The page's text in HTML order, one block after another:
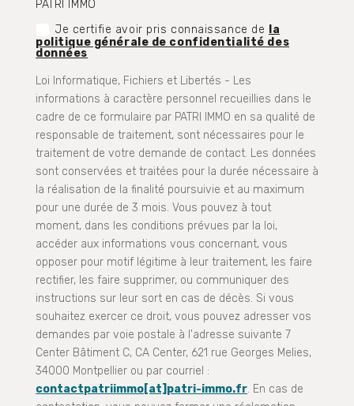
PATRI IMMO
Je certifie avoir pris connaissance de
la
politique générale de confidentialité des
données
Loi Informatique, Fichiers et Libertés - Les
informations à caractère personnel recueillies dans le
cadre de ce formulaire par PATRI IMMO en sa qualité de
responsable de traitement, sont nécessaires pour le
traitement de votre demande de contact. Les données
sont conservées et traitées pour la durée nécessaire à
la réalisation de la finalité poursuivie et au maximum
pour une durée de 3 mois. Vous pouvez à tout
moment, dans les conditions prévues par la loi,
accéder aux informations vous concernant, vous
opposer pour motif légitime à leur traitement, les faire
rectifier, les faire supprimer, ou communiquer des
instructions sur leur sort en cas de décès. Si vous
souhaitez exercer ce droit, vous pouvez adresser vos
demandes par voie postale à l'adresse suivante 7
Center Bâtiment C, CA Center, 621 rue Georges Melies,
34000 Montpellier ou par courriel :
contactpatriimmo[at]patri-immo.fr. En cas de